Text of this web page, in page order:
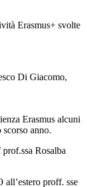
Erasmus+ svolte
Di Giacomo,
Erasmus alcuni
anno.
Rosalba
proff. sse